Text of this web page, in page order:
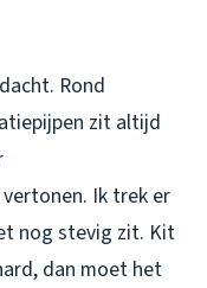
Rond
zit altijd
Ik trek er
nog stevig zit. Kit
dan moet het